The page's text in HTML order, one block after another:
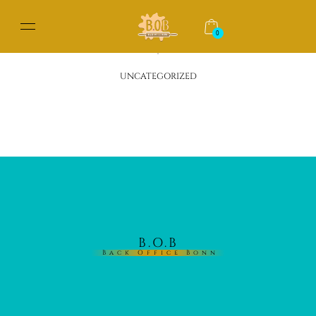
0
UNCATEGORIZED
B.O.B
Back Office Bonn